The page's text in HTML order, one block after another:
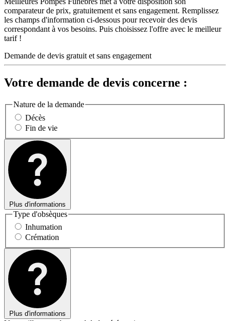
comparateur de prix, gratuitement et sans engagement. Remplissez
les champs d'information ci-dessous pour recevoir des devis
correspondant à vos besoins. Puis choisissez l'offre avec le meilleur
tarif !
Demande de devis gratuit et sans engagement
Votre demande de devis concerne :
Nature de la demande
Décès
Fin de vie
Plus d'informations
Type d'obsèques
Inhumation
Crémation
Plus d'informations